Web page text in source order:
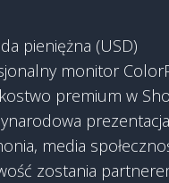
pieniężna (USD)
monitor
premium w
media
zostania